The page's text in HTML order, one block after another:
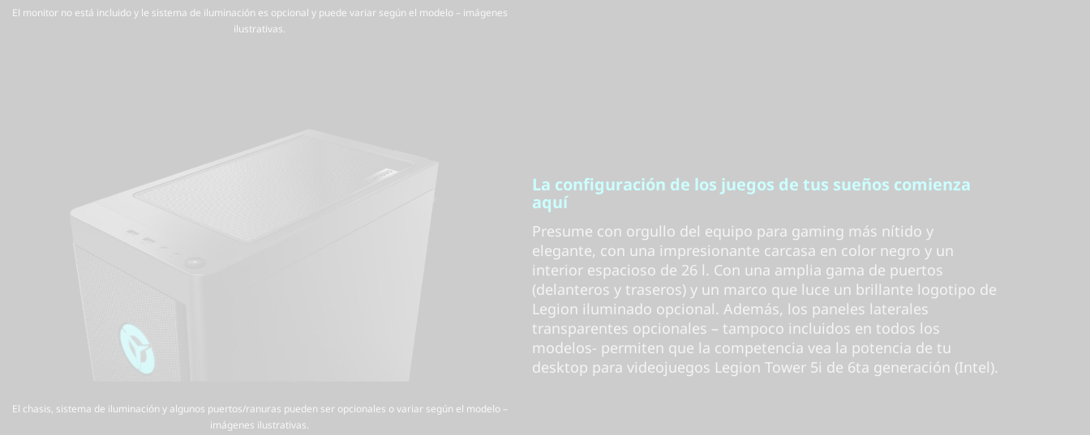
El monitor no está incluido y le sistema de iluminación es opcional y puede variar según el modelo – imágenes
ilustrativas.
El chasis, sistema de iluminación y algunos puertos/ranuras pueden ser opcionales o variar según el modelo –
imágenes ilustrativas.
La configuración de los juegos de tus sueños comienza
aquí
Presume con orgullo del equipo para gaming más nítido y
elegante, con una impresionante carcasa en color negro y un
interior espacioso de 26 l. Con una amplia gama de puertos
(delanteros y traseros) y un marco que luce un brillante logotipo de
Legion iluminado opcional. Además, los paneles laterales
transparentes opcionales – tampoco incluidos en todos los
modelos- permiten que la competencia vea la potencia de tu
desktop para videojuegos Legion Tower 5i de 6ta generación (Intel).